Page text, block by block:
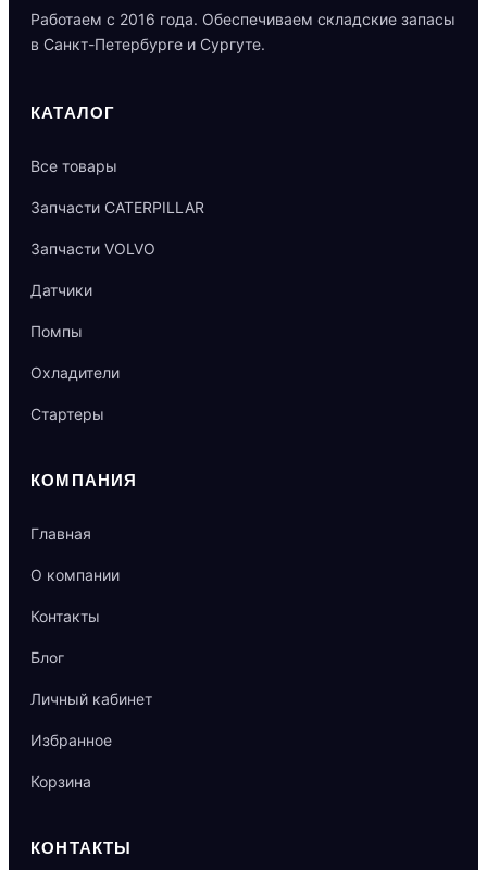
Работаем с 2016 года. Обеспечиваем складские запасы
в Санкт-Петербурге и Сургуте.
КАТАЛОГ
Все товары
Запчасти CATERPILLAR
Запчасти VOLVO
Датчики
Помпы
Охладители
Стартеры
КОМПАНИЯ
Главная
О компании
Контакты
Блог
Личный кабинет
Избранное
Корзина
КОНТАКТЫ